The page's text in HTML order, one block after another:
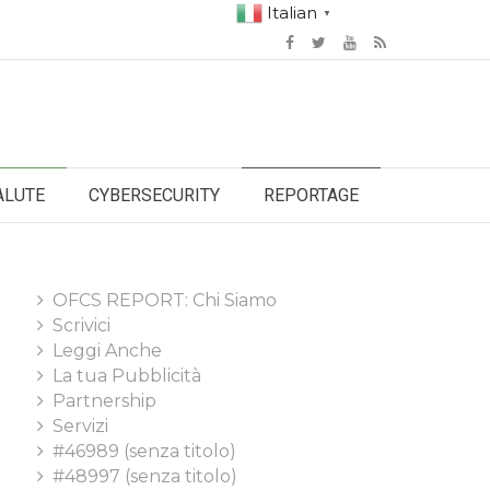
Italian ▼
CYBERSECURITY REPORTAGE
OFCS REPORT: Chi Siamo
Scrivici
Leggi Anche
La tua Pubblicità
Partnership
Servizi
#46989 (senza titolo)
#48997 (senza titolo)